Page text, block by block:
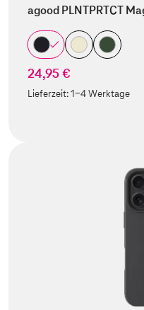
agood PLNTPRTCT
24,95 €
Lieferzeit:1-4 Werktage